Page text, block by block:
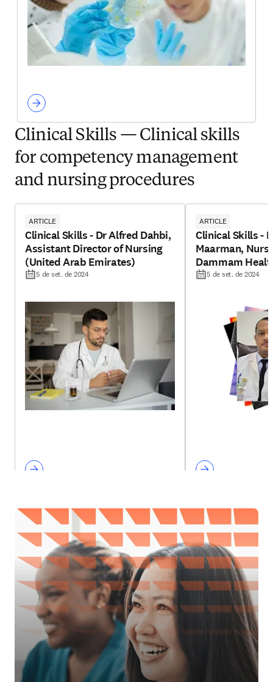
Clinical Skills — Clinical skills
for competency management
and nursing procedures
ARTICLE
Clinical Skills - Dr Alfred Dahbi,
Assistant Director of Nursing
(United Arab Emirates)
5 de set. de 2024
ARTICLE
Clinical Skills -
Maarman,
Dammam
(Saudi Arabia)
5 de set. de 2024